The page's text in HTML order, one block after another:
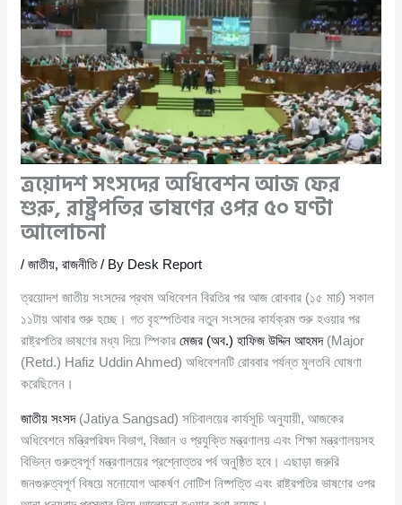
ত্রয়োদশ সংসদের অধিবেশন আজ ফের
শুরু, রাষ্ট্রপতির ভাষণের ওপর ৫০ ঘণ্টা
আলোচনা
/জাতীয়,রাজনীতি/ By Desk Report
ত্রয়োদশ জাতীয় সংসদের প্রথম অধিবেশন বিরতির পর আজ রোববার (১৫ মার্চ) সকাল
১১টায় আবার শুরু হচ্ছে। গত বৃহস্পতিবার নতুন সংসদের কার্যক্রম শুরু হওয়ার পর
রাষ্ট্রপতির ভাষণের মধ্য দিয়ে স্পিকারমেজর (অব.) হাফিজ উদ্দিন আহমদ(Major
(Retd.) Hafiz Uddin Ahmed) অধিবেশনটি রোববার পর্যন্ত মুলতবি ঘোষণা
করেছিলেন।
জাতীয় সংসদ(Jatiya Sangsad) সচিবালয়ের কার্যসূচি অনুযায়ী, আজকের
অধিবেশনে মন্ত্রিপরিষদ বিভাগ, বিজ্ঞান ও প্রযুক্তি মন্ত্রণালয় এবং শিক্ষা মন্ত্রণালয়সহ
বিভিন্ন গুরুত্বপূর্ণ মন্ত্রণালয়ের প্রশ্নোত্তর পর্ব অনুষ্ঠিত হবে। এছাড়া জরুরি
জনগুরুত্বপূর্ণ বিষয়ে মনোযোগ আকর্ষণ নোটিশ নিষ্পত্তি এবং রাষ্ট্রপতির ভাষণের ওপর